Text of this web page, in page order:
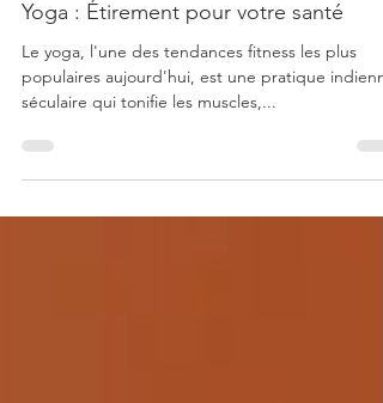
24 août 2023
2 min de lecture
Yoga : Étirement pour votre santé
Le yoga, l'une des tendances fitness les plus
séculaire qui tonifie les muscles,...